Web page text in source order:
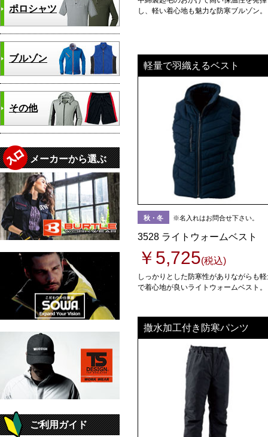
し、軽い着心地も魅力な防寒ブルゾン。
軽量で羽織えるベスト
秋・冬 ※名入れはお問合せ下さい。
3528 ライトウォームベスト
￥5,725(税込)
しっかりとした防寒性がありながらも
で着心地が良いライトウォームベスト。
撒水加工付き防寒パンツ
ポロシャツ
ブルゾン
その他
メーカーから選ぶ
ご利用ガイド